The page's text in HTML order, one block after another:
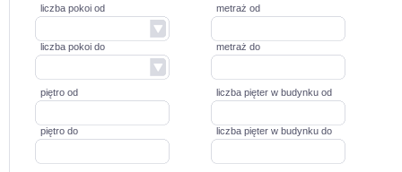
liczba pokoi od
liczba pokoi do
metraż od
metraż do
piętro od
piętro do
liczba pięter w budynku od
liczba pięter w budynku do